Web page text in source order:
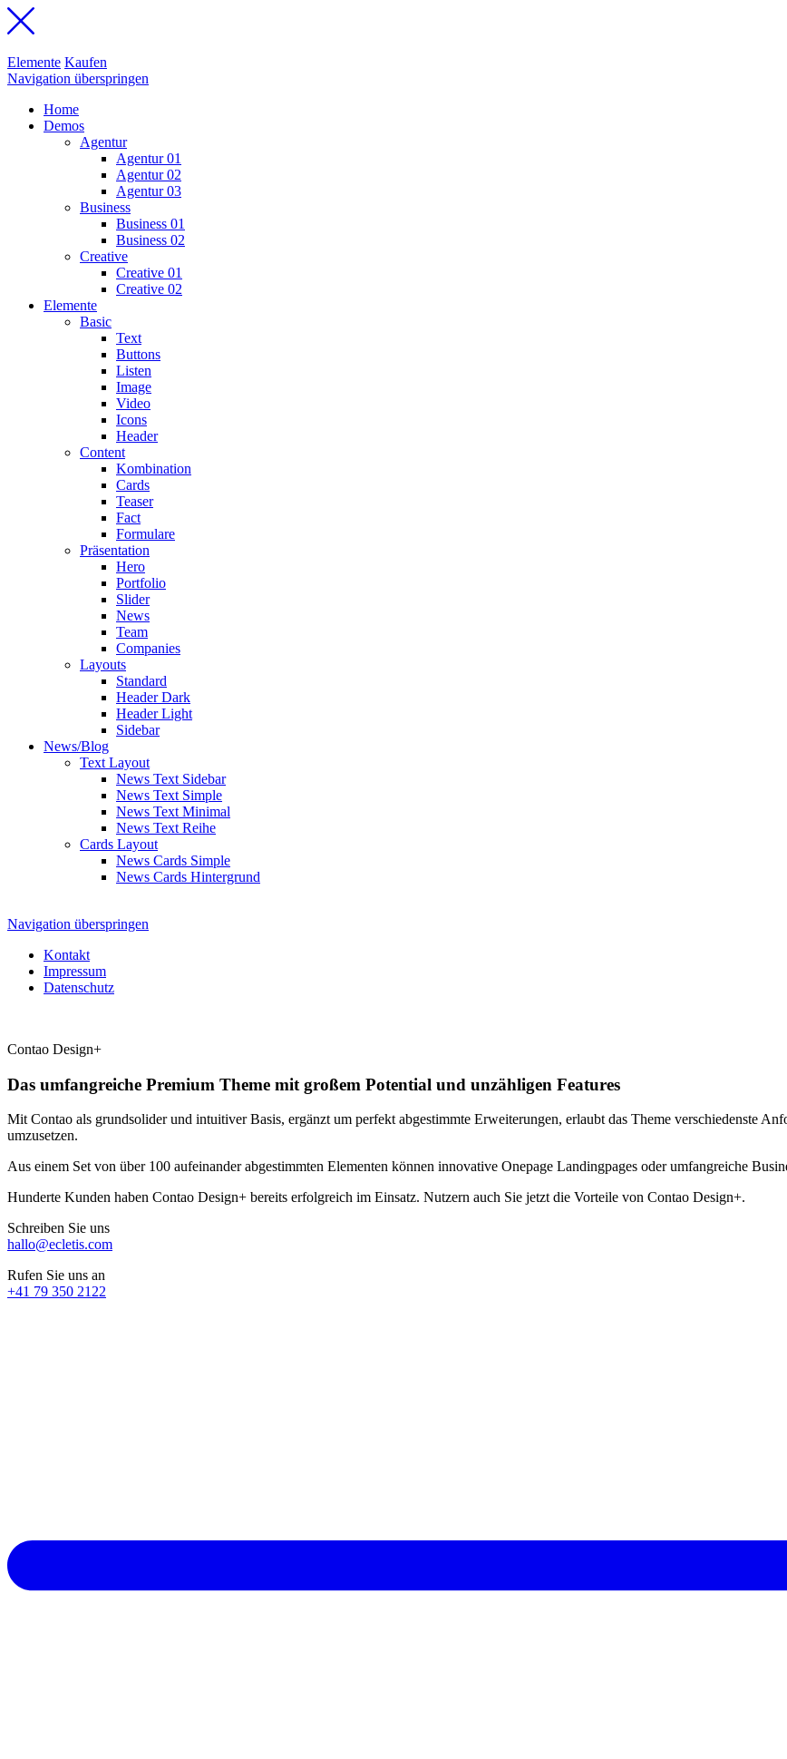
Elemente Kaufen
Navigation überspringen
Home
Demos
Agentur
Agentur 01
Agentur 02
Agentur 03
Business
Business 01
Business 02
Creative
Creative 01
Creative 02
Elemente
Basic
Text
Buttons
Listen
Image
Video
Icons
Header
Content
Kombination
Cards
Teaser
Fact
Formulare
Präsentation
Hero
Portfolio
Slider
News
Team
Companies
Layouts
Standard
Header Dark
Header Light
Sidebar
News/Blog
Text Layout
News Text Sidebar
News Text Simple
News Text Minimal
News Text Reihe
Cards Layout
News Cards Simple
News Cards Hintergrund
Navigation überspringen
Kontakt
Impressum
Datenschutz
Contao Design+
Das umfangreiche Premium Theme mit großem Potential und unzähligen Features
Mit Contao als grundsolider und intuitiver Basis, ergänzt um perfekt abgestimmte Erweiterungen, erlaubt das Theme verschiedenste
umzusetzen.
Aus einem Set von über 100 aufeinander abgestimmten Elementen können innovative Onepage Landingpages oder umfangreiche
Hunderte Kunden haben Contao Design+ bereits erfolgreich im Einsatz. Nutzern auch Sie jetzt die Vorteile von Contao Design+.
Schreiben Sie uns
hallo@ecletis.com
Rufen Sie uns an
+41 79 350 2122